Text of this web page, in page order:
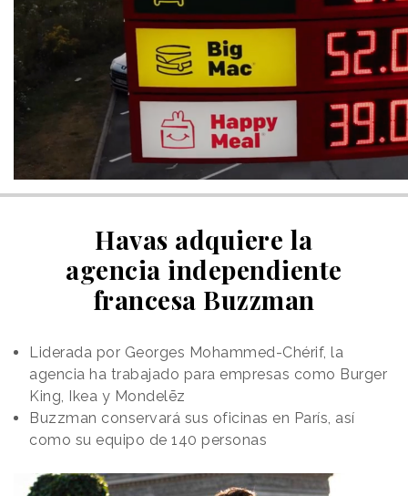
Havas adquiere la
agencia independiente
francesa Buzzman
Liderada por Georges Mohammed-Chérif, la
agencia ha trabajado para empresas como Burger
King, Ikea y Mondelēz
Buzzman conservará sus oficinas en París, así
como su equipo de 140 personas